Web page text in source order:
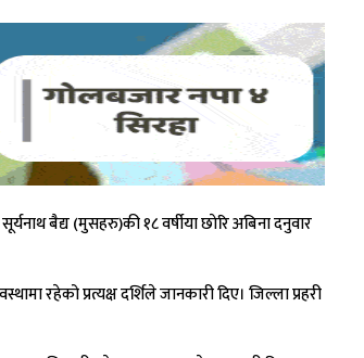
बैद्य (मुसहरु)की १८ वर्षीया छाेरि अबिना दनुवार
रहेको प्रत्यक्ष दर्शिले जानकारी दिए। जिल्ला प्रहरी